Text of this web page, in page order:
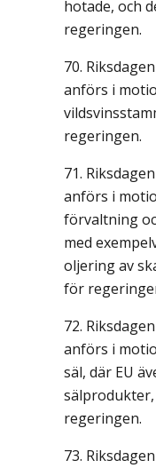
hotade, och
regeringen.
anförs i
regeringen.
anförs i
förvaltning
med
oljering av
för
anförs i
säl, där EU
regeringen.